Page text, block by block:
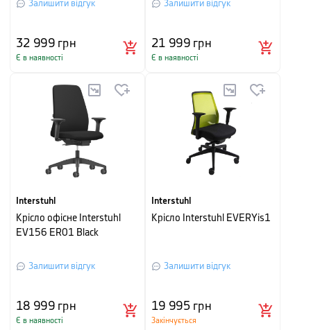
Залишити відгук
32 999грн
Є в наявності
Залишити відгук
21 999грн
Є в наявності
Interstuhl
Крісло офісне Interstuhl
EV156 ER01 Black
Залишити відгук
18 999грн
Є в наявності
Interstuhl
Крісло Interstuhl EVERYis1
Залишити відгук
19 995грн
Закінчується